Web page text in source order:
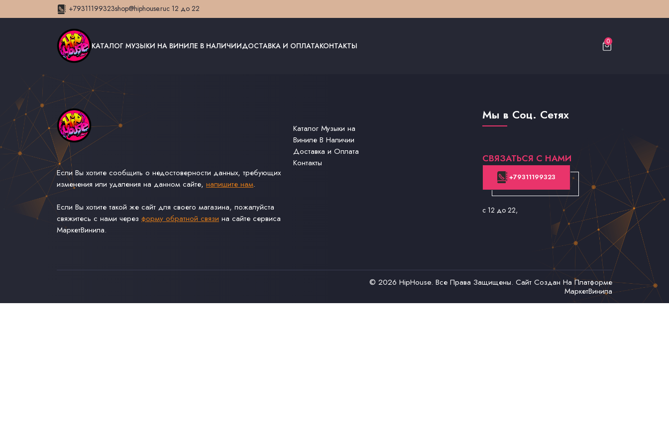
+79311199323shop@hiphouse.ruс 12 до 22
КАТАЛОГ МУЗЫКИ НА ВИНИЛЕ В НАЛИЧИИДОСТАВКА И ОПЛАТАКОНТАКТЫ 0
Если Вы хотите сообщить о недостоверности данных, требующих
изменения или удаления на данном сайте, напишите нам.
Если Вы хотите такой же сайт для своего магазина, пожалуйста
свяжитесь с нами через форму обратной связи на сайте сервиса
МаркетВинила.
Каталог Музыки на
Виниле В Наличии
Доставка и Оплата
Контакты
Мы в Соц. Сетях
СВЯЗАТЬСЯ С НАМИ
+79311199323
с 12 до 22,
© 2026 HipHouse. Все Права Защищены. Сайт Создан На Платформе
МаркетВинила